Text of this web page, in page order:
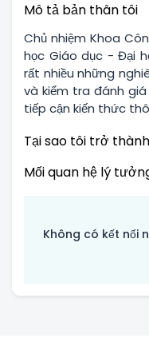
Mô tả bản thân tôi
Chủ nhiệm Khoa
học Giáo dục - Đại
rất nhiều những
và kiểm tra đánh
tiếp cận kiến thức
Tại sao tôi trở
Mối quan hệ lý
Không có kết nối